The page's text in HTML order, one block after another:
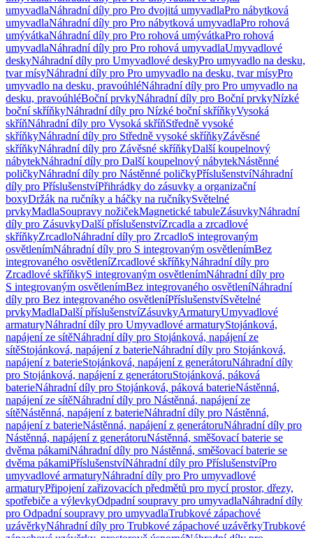
umyvadlaNáhradní díly pro Pro dvojitá umyvadlaPro nábytková
umyvadlaNáhradní díly pro Pro nábytková umyvadlaPro rohová
umývátkaNáhradní díly pro Pro rohová umývátkaPro rohová
umyvadlaNáhradní díly pro Pro rohová umyvadlaUmyvadlové
deskyNáhradní díly pro Umyvadlové deskyPro umyvadlo na desku,
tvar mísyNáhradní díly pro Pro umyvadlo na desku, tvar mísyPro
umyvadlo na desku, pravoúhléNáhradní díly pro Pro umyvadlo na
desku, pravoúhléBoční prvkyNáhradní díly pro Boční prvkyNízké
boční skříňkyNáhradní díly pro Nízké boční skříňkyVysoká
skříňNáhradní díly pro Vysoká skříňStředně vysoké
skříňkyNáhradní díly pro Středně vysoké skříňkyZávěsné
skříňkyNáhradní díly pro Závěsné skříňkyDalší koupelnový
nábytekNáhradní díly pro Další koupelnový nábytekNástěnné
poličkyNáhradní díly pro Nástěnné poličkyPříslušenstvíNáhradní
díly pro PříslušenstvíPřihrádky do zásuvky a organizační
boxyDržák na ručníky a háčky na ručníkySvětelné
prvkyMadlaSoupravy nožičekMagnetické tabuleZásuvkyNáhradní
díly pro ZásuvkyDalší příslušenstvíZrcadla a zrcadlové
skříňkyZrcadloNáhradní díly pro ZrcadloS integrovaným
osvětlenímNáhradní díly pro S integrovaným osvětlenímBez
integrovaného osvětleníZrcadlové skříňkyNáhradní díly pro
Zrcadlové skříňkyS integrovaným osvětlenímNáhradní díly pro
S integrovaným osvětlenímBez integrovaného osvětleníNáhradní
díly pro Bez integrovaného osvětleníPříslušenstvíSvětelné
prvkyMadlaDalší příslušenstvíZásuvkyArmaturyUmyvadlové
armaturyNáhradní díly pro Umyvadlové armaturyStojánková,
napájení ze sítěNáhradní díly pro Stojánková, napájení ze
sítěStojánková, napájení z baterieNáhradní díly pro Stojánková,
napájení z baterieStojánková, napájení z generátoruNáhradní díly
pro Stojánková, napájení z generátoruStojánková, páková
baterieNáhradní díly pro Stojánková, páková baterieNástěnná,
napájení ze sítěNáhradní díly pro Nástěnná, napájení ze
sítěNástěnná, napájení z baterieNáhradní díly pro Nástěnná,
napájení z baterieNástěnná, napájení z generátoruNáhradní díly pro
Nástěnná, napájení z generátoruNástěnná, směšovací baterie se
dvěma pákamiNáhradní díly pro Nástěnná, směšovací baterie se
dvěma pákamiPříslušenstvíNáhradní díly pro PříslušenstvíPro
umyvadlové armaturyNáhradní díly pro Pro umyvadlové
armaturyPřipojení zařizovacích předmětů pro mycí prostor, dřezy,
spotřebiče a výlevkyOdpadní soupravy pro umyvadlaNáhradní díly
pro Odpadní soupravy pro umyvadlaTrubkové zápachové
uzávěrkyNáhradní díly pro Trubkové zápachové uzávěrkyTrubkové